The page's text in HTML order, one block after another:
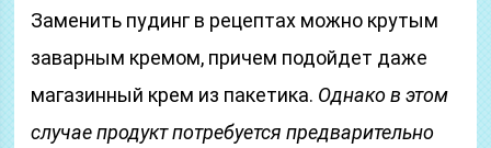
Заменить пудинг в рецептах можно крутым
заварным кремом, причем подойдет даже
магазинный крем из пакетика. Однако в этом
случае продукт потребуется предварительно